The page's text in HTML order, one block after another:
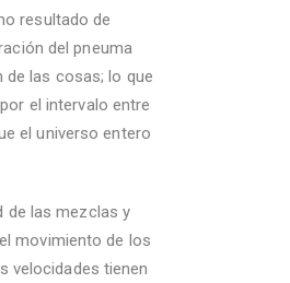
resultado de
del pneuma
de las cosas; lo que
el intervalo entre
el universo entero
de las mezclas y
movimiento de los
velocidades tienen